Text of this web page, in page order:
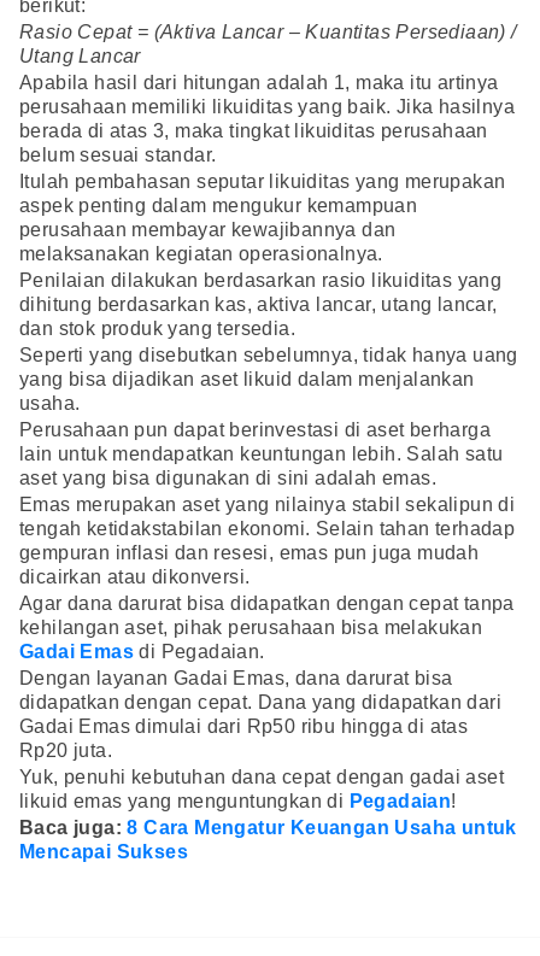
berikut:
Rasio Cepat = (Aktiva Lancar – Kuantitas Persediaan) /
Utang Lancar
Apabila hasil dari hitungan adalah 1, maka itu artinya
perusahaan memiliki likuiditas yang baik. Jika hasilnya
berada di atas 3, maka tingkat likuiditas perusahaan
belum sesuai standar.
Itulah pembahasan seputar likuiditas yang merupakan
aspek penting dalam mengukur kemampuan
perusahaan membayar kewajibannya dan
melaksanakan kegiatan operasionalnya.
Penilaian dilakukan berdasarkan rasio likuiditas yang
dihitung berdasarkan kas, aktiva lancar, utang lancar,
dan stok produk yang tersedia.
Seperti yang disebutkan sebelumnya, tidak hanya uang
yang bisa dijadikan aset likuid dalam menjalankan
usaha.
Perusahaan pun dapat berinvestasi di aset berharga
lain untuk mendapatkan keuntungan lebih. Salah satu
aset yang bisa digunakan di sini adalah emas.
Emas merupakan aset yang nilainya stabil sekalipun di
tengah ketidakstabilan ekonomi. Selain tahan terhadap
gempuran inflasi dan resesi, emas pun juga mudah
dicairkan atau dikonversi.
Agar dana darurat bisa didapatkan dengan cepat tanpa
kehilangan aset, pihak perusahaan bisa melakukan
Gadai Emas di Pegadaian.
Dengan layanan Gadai Emas, dana darurat bisa
didapatkan dengan cepat. Dana yang didapatkan dari
Gadai Emas dimulai dari Rp50 ribu hingga di atas
Rp20 juta.
Yuk, penuhi kebutuhan dana cepat dengan gadai aset
likuid emas yang menguntungkan di Pegadaian!
Baca juga:8 Cara Mengatur Keuangan Usaha untuk
Mencapai Sukses